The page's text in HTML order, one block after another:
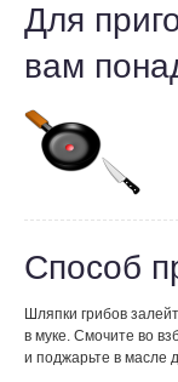
Для
вам
Способ
Шляпки грибов
в муке. Смочите во
и поджарьте в масле